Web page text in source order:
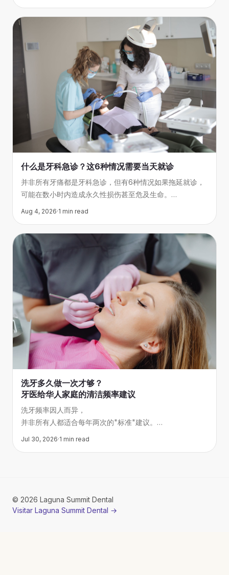
什么是牙科急诊？这6种情况需要当天就诊
并非所有牙痛都是牙科急诊，但有6种情况如果拖延就诊，
可能在数小时内造成永久性损伤甚至危及生命。
Aug 4, 2026·1 min read
洗牙多久做一次才够？
牙医给华人家庭的清洁频率建议
洗牙频率因人而异，
并非所有人都适合每年两次的"标准"建议。
Jul 30, 2026·1 min read
© 2026 Laguna Summit Dental
Visitar Laguna Summit Dental →